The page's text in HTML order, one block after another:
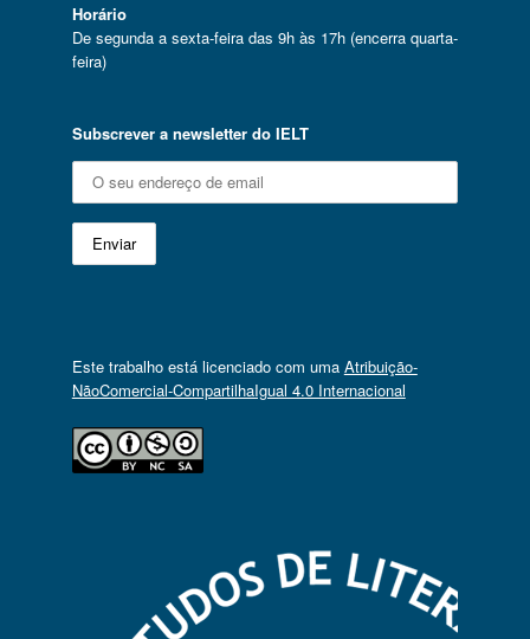
Horário
De segunda a sexta-feira das 9h às 17h (encerra quarta-
feira)
Subscrever a newsletter do IELT
Este trabalho está licenciado com uma Atribuição-
NãoComercial-CompartilhaIgual 4.0 Internacional